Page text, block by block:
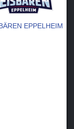
EPPELHEIM